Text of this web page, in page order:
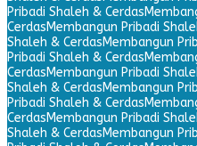
Pribadi Shaleh & Cerdas
CerdasMembangun Pribadi
Shaleh & CerdasMembangun
Pribadi Shaleh & Cerdas
CerdasMembangun Pribadi
Shaleh & CerdasMembangun
Pribadi Shaleh & Cerdas
CerdasMembangun Pribadi
Shaleh & CerdasMembangun